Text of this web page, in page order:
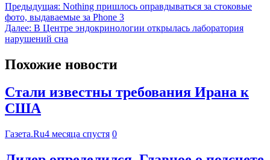
Предыдущая: Nothing пришлось оправдываться за стоковые
фото, выдаваемые за Phone 3
Далее: В Центре эндокринологии открылась лаборатория
нарушений сна
Похожие новости
Стали известны требования Ирана к
США
Газета.Ru4 месяца спустя 0